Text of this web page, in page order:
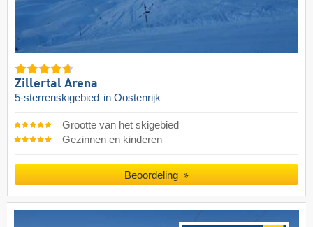
Zillertal Arena
5-sterrenskigebied in Oostenrijk
Grootte van het skigebied
Gezinnen en kinderen
Beoordeling